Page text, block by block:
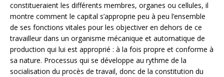
constitueraient les différents membres, organes ou cellules, il
montre comment le capital s’approprie peu à peu l’ensemble
de ses fonctions vitales pour les objectiver en dehors de ce
travailleur dans un organisme mécanique et automatique de
production qui lui est approprié : à la fois propre et conforme à
sa nature. Processus qui se développe au rythme de la
socialisation du procès de travail, donc de la constitution du